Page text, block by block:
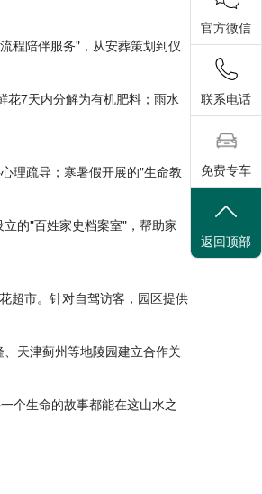
程陪伴服务"，从安葬策划到仪
花7天内分解为有机肥料；雨水
理疏导；寒暑假开展的"生命教
的"百姓家史档案室"，帮助家
超市。针对自驾访客，园区提供
天津蓟州等地陵园建立合作关
个生命的故事都能在这山水之
官方微信
联系电话
免费专车
返回顶部